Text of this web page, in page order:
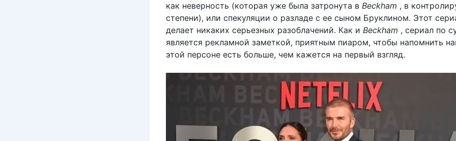
как неверность (которая уже была затронута в Beckham , в
степени), или спекуляции о разладе с ее сыном Бруклином. Этот
делает никаких серьезных разоблачений. Как и Beckham , сериал по
является рекламной заметкой, приятным пиаром, чтобы напомнить
этой персоне есть больше, чем кажется на первый взгляд.